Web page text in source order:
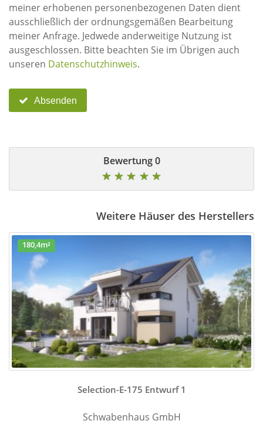
meiner erhobenen personenbezogenen Daten dient
ausschließlich der ordnungsgemäßen Bearbeitung
meiner Anfrage. Jedwede anderweitige Nutzung ist
ausgeschlossen. Bitte beachten Sie im Übrigen auch
unseren Datenschutzhinweis.
Absenden
0 Bewertung
★
★
★
★
★
Weitere Häuser des Herstellers
180,4m²
Selection-E-175 Entwurf 1
Schwabenhaus GmbH